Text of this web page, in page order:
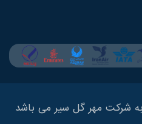
شرکت مهر گل سیر می باشد